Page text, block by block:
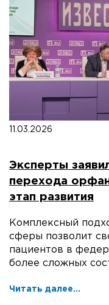
11.03.2026
Эксперты
перехода
этап развития
Комплексный
сферы позволит
пациентов в
более сложных
Читать далее...